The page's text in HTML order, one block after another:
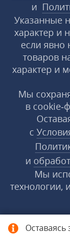
Оставаясь
и
Указанные
характер и
если явно
товаров
характер и
Мы
в
с
и
Мы
технологии,